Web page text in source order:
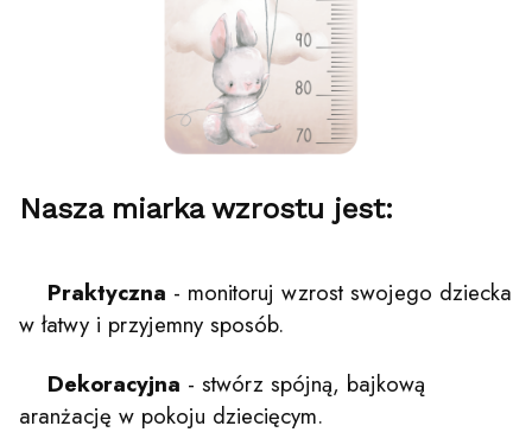
Nasza miarka wzrostu jest:
Praktyczna - monitoruj wzrost swojego dziecka
w łatwy i przyjemny sposób.
Dekoracyjna - stwórz spójną, bajkową
aranżację w pokoju dziecięcym.